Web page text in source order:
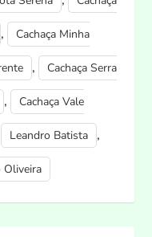
, Cachaça Minha
, Cachaça Serra
, Cachaça Vale
Leandro Batista ,
Oliveira